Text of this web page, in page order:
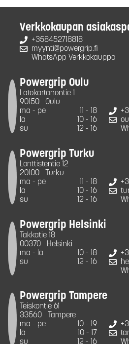
Verkkokaupan
+358452718818
myynti@powergrip.fi
WhatsApp Verkkokauppa
Powergrip Oulu
Latokartanontie 1
90150
Oulu
ma - pe
11 - 18
la
10 - 16
su
12 - 16
Powergrip Turku
Lonttistentie 12
20100
Turku
ma - pe
11 - 18
la
10 - 16
su
12 - 16
Powergrip Helsinki
Takkatie 18
00370
Helsinki
ma - la
10 - 18
su
12 - 16
Powergrip Tampere
Teiskontie 61
33560
Tampere
ma - pe
10 - 19
la
10 - 17
su
12 - 16